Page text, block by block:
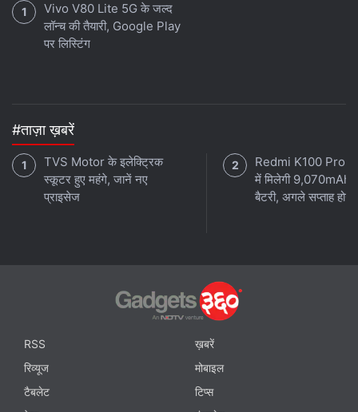
Vivo V80 Lite 5G के जल्द
लॉन्च की तैयारी, Google Play
पर लिस्टिंग
#ताज़ा ख़बरें
TVS Motor के इलेक्ट्रिक
स्कूटर हुए महंगे, जानें नए
प्राइसेज
Redmi K100 Pro
में मिलेगी 9,070mAh
बैटरी, अगले सप्ताह होगा
RSS
ख़बरें
रिव्यूज
मोबाइल
टैबलेट
टिप्स